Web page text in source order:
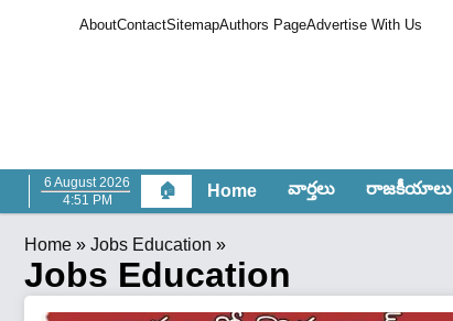
AboutContactSitemapAuthors PageAdvertise With Us
6 August 2026
4:51 PM
🏠 Home వార్త‌లు రాజ‌కీయాలు
Home » Jobs Education »
Jobs Education